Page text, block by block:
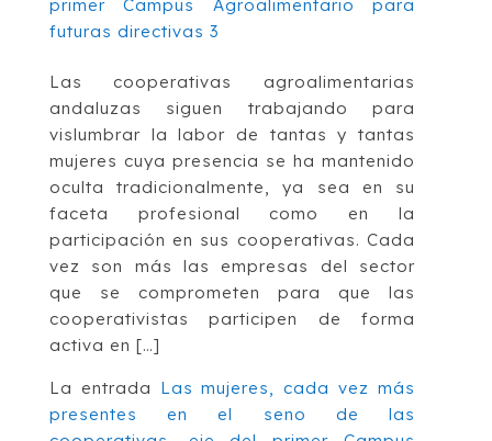
Las cooperativas agroalimentarias
andaluzas siguen trabajando para
vislumbrar la labor de tantas y tantas
mujeres cuya presencia se ha mantenido
oculta tradicionalmente, ya sea en su
faceta profesional como en la
participación en sus cooperativas. Cada
vez son más las empresas del sector
que se comprometen para que las
cooperativistas participen de forma
activa en […]
La entrada Las mujeres, cada vez más
presentes en el seno de las